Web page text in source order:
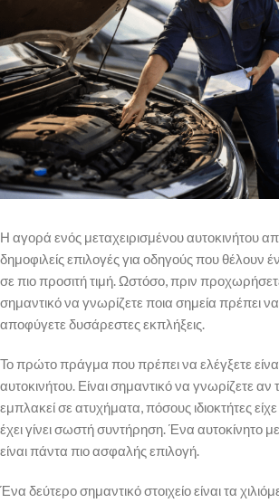
Η αγορά ενός μεταχειρισμένου αυτοκινήτου
δημοφιλείς επιλογές για οδηγούς που θέλουν
σε πιο προσιτή τιμή. Ωστόσο, πριν
σημαντικό να γνωρίζετε ποια σημεία πρέπει
αποφύγετε δυσάρεστες εκπλήξεις.
Το πρώτο πράγμα που πρέπει να ελέγξετε είναι
αυτοκινήτου. Είναι σημαντικό να γνωρίζετε αν
εμπλακεί σε ατυχήματα, πόσους ιδιοκτήτες
έχει γίνει σωστή συντήρηση. Ένα αυτοκίνητο
είναι πάντα πιο ασφαλής επιλογή.
Ένα δεύτερο σημαντικό στοιχείο είναι τα